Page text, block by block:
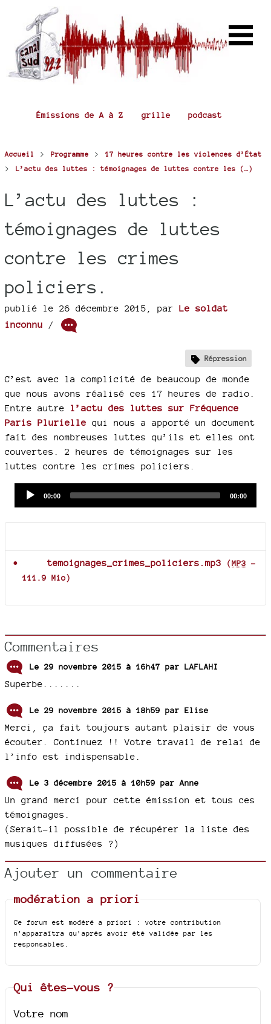
Émissions de A à Z grille podcast
Accueil > Programme > 17 heures contre les violences d’État
> L’actu des luttes : témoignages de luttes contre les (…)
L’actu des luttes :
témoignages de luttes
contre les crimes
policiers.
publié le 26 décembre 2015 par Le soldat
inconnu /
Répression
C’est avec la complicité de beaucoup de monde
que nous avons réalisé ces 17 heures de radio.
Entre autre l’actu des luttes sur Fréquence
Paris Plurielle qui nous a apporté un document
fait des nombreuses luttes qu’ils et elles ont
couvertes. 2 heures de témoignages sur les
luttes contre les crimes policiers.
Current
00:00
Total
00:00
temoignages_crimes_policiers.mp3 (MP3 -
111.9 Mio)
Commentaires
Le 29 novembre 2015 à 16h47 par LAFLAHI
Superbe.......
Le 29 novembre 2015 à 18h59 par Elise
Merci, ça fait toujours autant plaisir de vous
écouter. Continuez !! Votre travail de relai de
l’info est indispensable.
Le 3 décembre 2015 à 10h59 parAnne
Un grand merci pour cette émission et tous ces
témoignages.
(Serait-il possible de récupérer la liste des
musiques diffusées ?)
Ajouter un commentaire
modération a priori
Ce forum est modéré a priori : votre contribution
n’apparaîtra qu’après avoir été validée par les
responsables.
Qui êtes-vous ?
Votre nom